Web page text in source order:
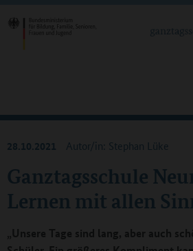
Ganztagsschule
Lernen mit allen
28.10.2021 Autor/in: Stephan Lüke
„Unsere Tage sind lang, aber auch